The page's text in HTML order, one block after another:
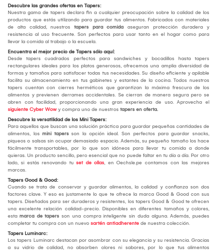
Descubre las grandes ofertas en Tapers:
Nuestra gama de tapers declara fin a cualquier preocupación sobre la calidad de los
productos que estás utilizando para guardar tus alimentos. Fabricados con materiales
de alta calidad, nuestros tapers para comida aseguran protección duradera y
resistencia al uso frecuente. Son perfectos para usar tanto en el hogar como para
llevar la comida al trabajo o la escuela.
Encuentra el mejor precio de Tapers sólo aquí:
Desde tapers cuadrados perfectos para sandwiches y bocadillos hasta tapers
rectangulares ideales para los platos generosos, ofrecemos una amplia diversidad de
formas y tamaños para satisfacer todas tus necesidades. Su diseño eficiente y apilable
facilita su almacenamiento en tus gabinetes y estantes de la cocina. Todos nuestros
tapers cuentan con cierres herméticos que garantizan la máxima frescura de los
alimentos y previenen derrames accidentales. Se cierran de manera segura pero se
abren con facilidad, proporcionando una gran experiencia de uso. Aprovecha el
siguiente Cyber Wow y compra uno de nuestros tapers en oferta.
Descubre la versatilidad de los Mini Tapers:
Para aquellos que buscan una solución práctica para guardar pequeñas cantidades de
alimentos, los mini tapers son la opción ideal. Son perfectos para guardar snacks,
piqueos o salsas sin ocupar demasiado espacio. Además, su pequeño tamaño los hace
fácilmente transportables, por lo que son idóneos para llevar tu comida a donde
quieras. Un producto sencillo, pero esencial que no puede faltar en tu día a día. Por otro
lado, si estás renovando tu set de ollas, en Oechsle.pe contamos con las mejores
marcas.
Tapers Good & Good:
Cuando se trata de conservar y guardar alimentos, la calidad y confianza son dos
factores clave. Y eso es justamente lo que te ofrece la marca Good & Good con sus
tapers. Diseñados para ser duraderos y resistentes, los tapers Good & Good te ofrecen
una excelente relación calidad-precio. Disponibles en diferentes tamaños y colores,
esta marca de tapers son una compra inteligente sin duda alguna. Además, puedes
completar tu compra con un nuevo sartén antiadherente de nuestra colección.
Tapers Luminarc:
Los tapers Luminarc destacan por asombrar con su elegancia y su resistencia. Gracias
a su vidrio de calidad, no absorben olores ni sabores, por lo que tus alimentos